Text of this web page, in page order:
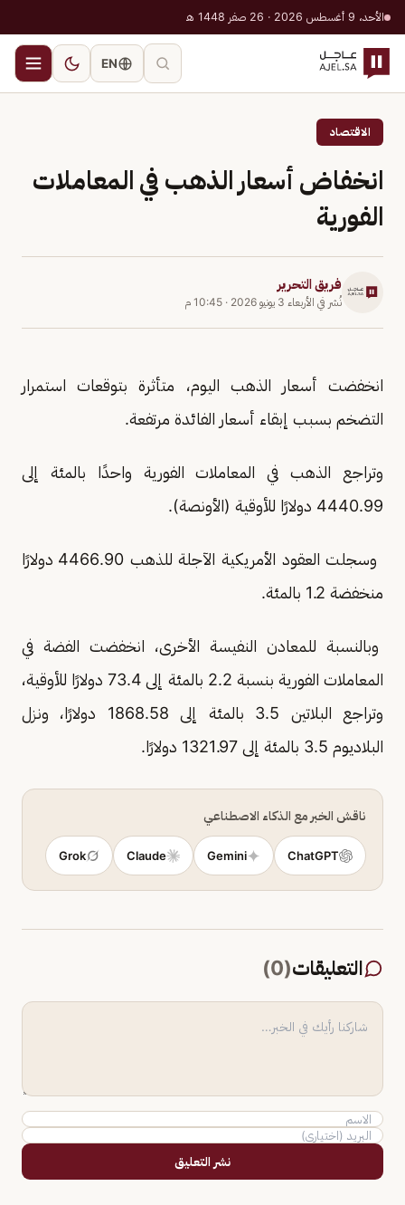
الأحد، 9 أغسطس 2026 · 26 صفر 1448 هـ
EN
الاقتصاد
انخفاض أسعار الذهب في المعاملات
الفورية
فريق التحرير
نُشر في الأربعاء 3 يونيو 2026 · 10:45 م
انخفضت أسعار الذهب ⁠اليوم، متأثرة بتوقعات استمرار
التضخم بسبب ⁠إبقاء أسعار الفائدة مرتفعة.
وتراجع الذهب في المعاملات الفورية واحدًا بالمئة إلى
4440.99 دولارًا للأوقية (الأونصة).
وسجلت العقود الأمريكية الآجلة للذهب 4466.90 دولارًا
منخفضة ‌1.2 بالمئة.
وبالنسبة للمعادن النفيسة الأخرى، انخفضت الفضة في
المعاملات الفورية بنسبة 2.2 بالمئة إلى 73.4 دولارًا للأوقية،
وتراجع البلاتين 3.5 بالمئة إلى 1868.58 دولارًا، ونزل
البلاديوم 3.5 بالمئة إلى 1321.97 دولارًا.
ناقش الخبر مع الذكاء الاصطناعي
ChatGPT
Gemini
Claude
Grok
التعليقات(
0
)
نشر التعليق